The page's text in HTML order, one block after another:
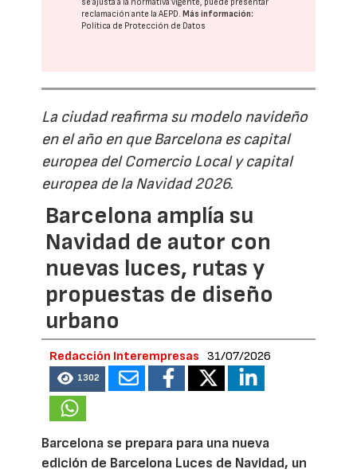
reclamación ante laAEPD. Más información:
Política de Protección de Datos
La ciudad reafirma su modelo navideño
en el año en que Barcelona es capital
europea del Comercio Local y capital
europea de la Navidad 2026.
Barcelona amplía su
Navidad de autor con
nuevas luces, rutas y
propuestas de diseño
urbano
Redacción Interempresas 31/07/2026
1302
Barcelona se prepara para una nueva
edición de Barcelona Luces de Navidad, un